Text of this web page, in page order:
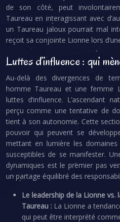
de son côté, peut
Taureau en interagissant avec
un Taureau jaloux pourrait mal
reçoit sa conjointe Lionne lors
Luttes d’influence : qui
Au-delà des divergences de
homme Taureau et une femme
luttes d’influence. L’ascendant
perçu comme une tentative de
tient à son autonomie. Cette
pouvoir qui peuvent se
mettant en lumière les
susceptibles de se manifester.
dynamiques est le premier pas
un partage équilibré des
Le leadership de la Lionne vs.
Taureau : La Lionne a
qui peut être interprété